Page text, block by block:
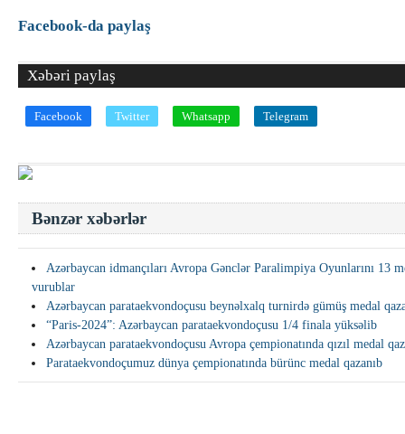
Facebook-da paylaş
Xəbəri paylaş
Facebook Twitter Whatsapp Telegram
Bənzər xəbərlər
Azərbaycan idmançıları Avropa Gənclər Paralimpiya Oyunlarını 13
vurublar
Azərbaycan parataekvondoçusu beynəlxalq turnirdə gümüş medal
“Paris-2024”: Azərbaycan parataekvondoçusu 1/4 finala yüksəlib
Azərbaycan parataekvondoçusu Avropa çempionatında qızıl medal
Parataekvondoçumuz dünya çempionatında bürünc medal qazanıb